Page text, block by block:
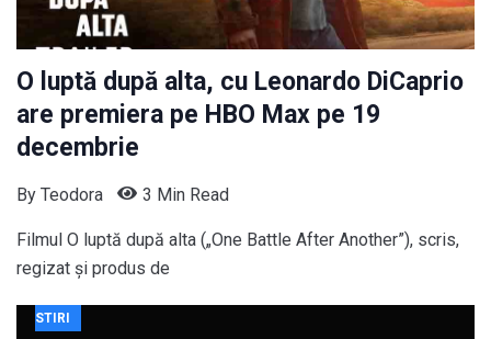
O luptă după alta, cu Leonardo DiCaprio
are premiera pe HBO Max pe 19
decembrie
By Teodora 3 Min Read
Filmul O luptă după alta („One Battle After Another”), scris,
regizat și produs de
STIRI